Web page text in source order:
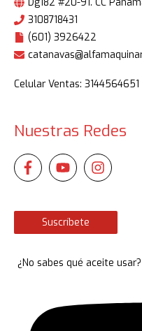
3108718431
(601) 3926422
Celular Ventas: 3144564651
Nuestras Redes
Suscríbete
¿No sabes qué aceite